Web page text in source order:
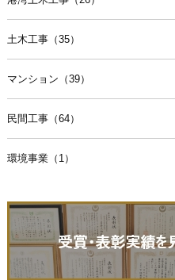
土木工事（35）
マンション（39）
民間工事（64）
環境事業（1）